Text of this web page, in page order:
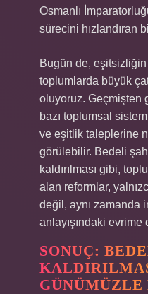
Osmanlı
sürecini hızlandıran
Bugün de, eşitsizliğin
toplumlarda büyük
oluyoruz. Geçmişten
bazı toplumsal
ve eşitlik taleplerine
görülebilir. Bedeli
kaldırılması gibi,
alan reformlar,
değil, aynı zamanda
anlayışındaki evrime
SONUÇ: